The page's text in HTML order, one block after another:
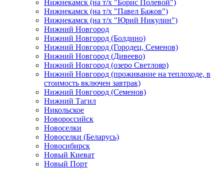
Нижнекамск (на т/х "Борис Полевой")
Нижнекамск (на т/х "Павел Бажов")
Нижнекамск (на т/х "Юрий Никулин")
Нижний Новгород
Нижний Новгород (Болдино)
Нижний Новгород (Городец, Семенов)
Нижний Новгород (Дивеево)
Нижний Новгород (озеро Светлояр)
Нижний Новгород (проживание на теплоходе, в
стоимость включен завтрак)
Нижний Новгород (Семенов)
Нижний Тагил
Никольское
Новороссийск
Новоселки
Новоселки (Беларусь)
Новосибирск
Новый Киеват
Новый Порт